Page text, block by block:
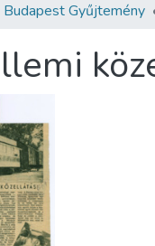
Budapest Gyűjtemény